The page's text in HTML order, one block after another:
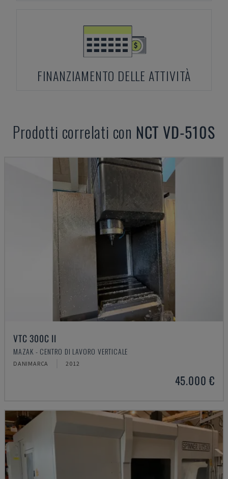
FINANZIAMENTO DELLE ATTIVITÀ
Prodotti correlati con NCT VD-510S
VTC 300C II
MAZAK - CENTRO DI LAVORO VERTICALE
DANIMARCA 2012
45.000 €